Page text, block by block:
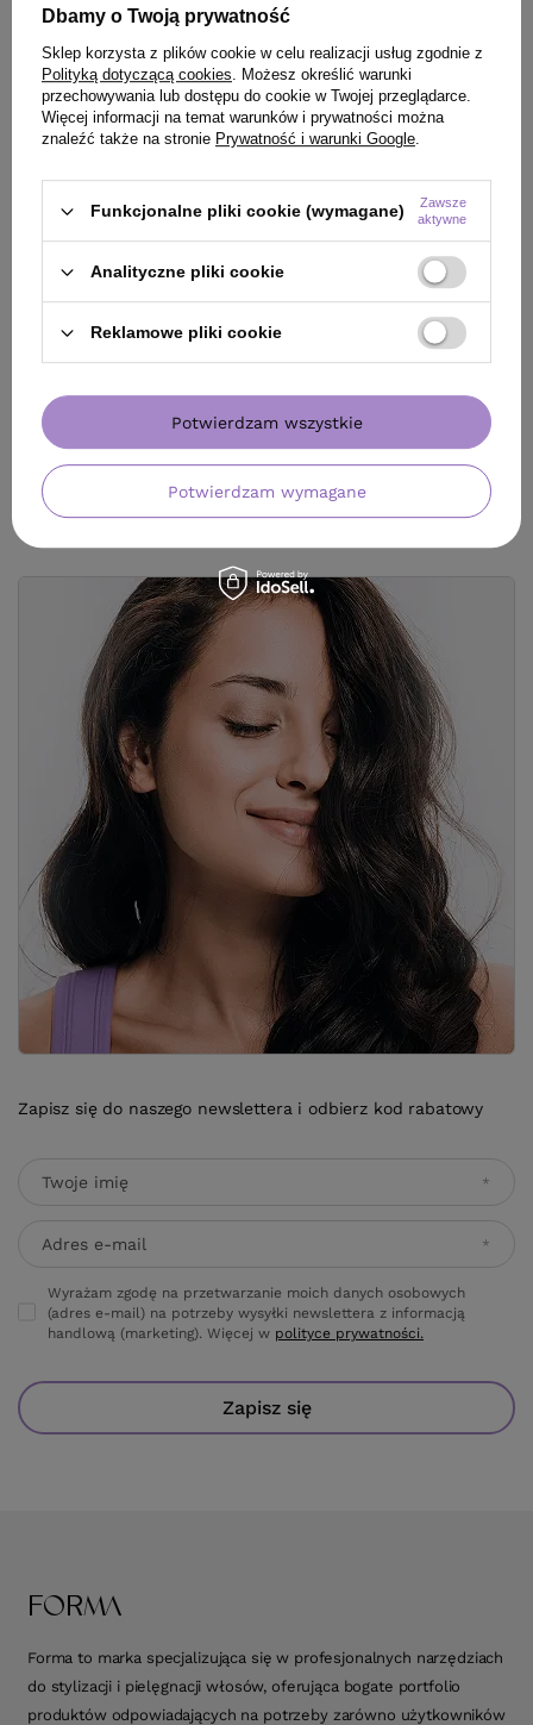
OTRZYMAJ 15 ZŁ RABATU
Zapisz się do naszego newslettera i odbierz kod rabatowy
Twoje imię
Adres e-mail
Wyrażam zgodę na przetwarzanie moich danych osobowych
(adres e-mail) na potrzeby wysyłki newslettera z informacją
handlową (marketing). Więcej w polityce prywatności.
Zapisz się
FORMA
Forma to marka specjalizująca się w profesjonalnych narzędziach
do stylizacji i pielęgnacji włosów, oferująca bogate portfolio
produktów odpowiadających na potrzeby zarówno użytkowników
Dbamy o Twoją prywatność
Sklep korzysta z plików cookie w celu realizacji usług zgodnie z
Polityką dotyczącą cookies. Możesz określić warunki
przechowywania lub dostępu do cookie w Twojej przeglądarce.
Więcej informacji na temat warunków i prywatności można
znaleźć także na stronie Prywatność i warunki Google.
Funkcjonalne pliki cookie (wymagane)
Zawsze
aktywne
Analityczne pliki cookie
Reklamowe pliki cookie
Potwierdzam wymagane
Potwierdzam wszystkie